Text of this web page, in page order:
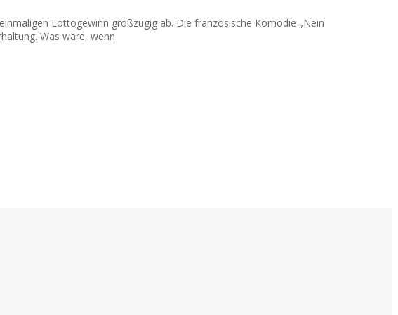
Lottogewinn großzügig ab. Die französische Komödie „Nein
Was wäre, wenn